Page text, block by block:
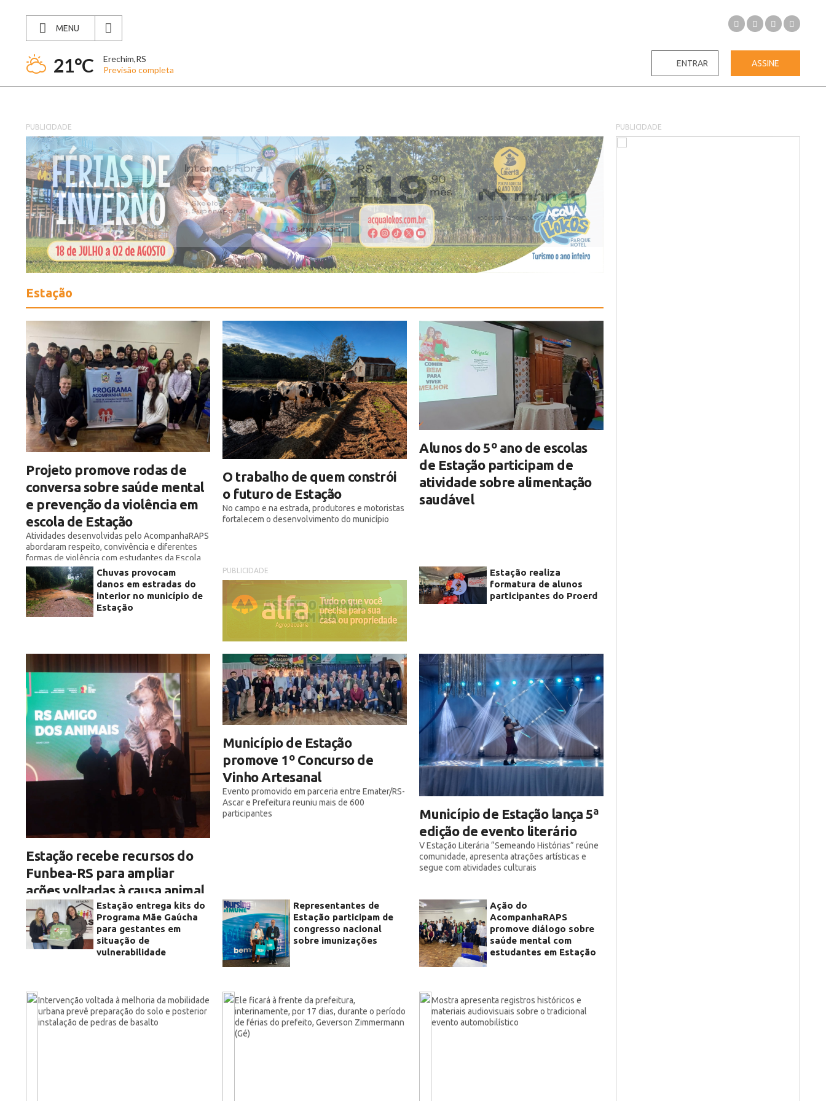
MENU
21°C
Erechim,RS
Previsão completa
ENTRAR ASSINE
PUBLICIDADE
Estação
Projeto promove rodas de
conversa sobre saúde mental
e prevenção da violência em
escola de Estação
Atividades desenvolvidas pelo AcompanhaRAPS
abordaram respeito, convivência e diferentes
formas de violência com estudantes da Escola
Estadual Francisco de AssisChuvas provocam
danos em estradas do
interior no município de
Estação
O trabalho de quem constrói
o futuro de Estação
No campo e na estrada, produtores e motoristas
fortalecem o desenvolvimento do município
PUBLICIDADE
Alunos do 5º ano de escolas
de Estação participam de
atividade sobre alimentação
saudável
Estação realiza
formatura de alunos
participantes do Proerd
Estação recebe recursos do
Funbea-RS para ampliar
ações voltadas à causa animal
Investimento de R$ 30 mil será destinado a
castração, identificação por microchip e
incentivo à guarda responsável de cães e gatos
Estação entrega kits do
Programa Mãe Gaúcha
para gestantes em
situação de
vulnerabilidade
Município de Estação
promove 1º Concurso de
Vinho Artesanal
Evento promovido em parceria entre Emater/RS-
Ascar e Prefeitura reuniu mais de 600
participantes
Representantes de
Estação participam de
congresso nacional
sobre imunizações
Município de Estação lança 5ª
edição de evento literário
V Estação Literária “Semeando Histórias” reúne
comunidade, apresenta atrações artísticas e
segue com atividades culturais
Ação do
AcompanhaRAPS
promove diálogo sobre
saúde mental com
estudantes em Estação
Intervenção voltada à melhoria da mobilidade
urbana prevê preparação do solo e posterior
instalação de pedras de basalto
Ele ficará à frente da prefeitura,
interinamente, por 17 dias, durante o período
de férias do prefeito, Geverson Zimmermann
(Gé)
Mostra apresenta registros históricos e
materiais audiovisuais sobre o tradicional
evento automobilístico
PUBLICIDADE